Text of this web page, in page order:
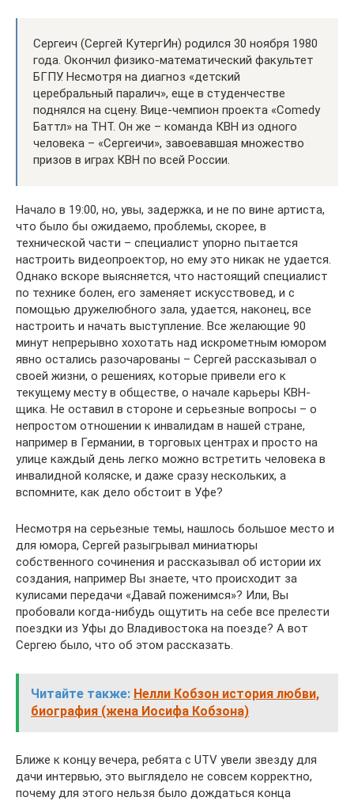
Сергеич (Сергей КутергИн) родился 30 ноября 1980
года. Окончил физико-­математический факультет
БГПУ. Несмотря на диагноз «детский
церебральный паралич», еще в студенчестве
поднялся на сцену. Вице-­чемпион проекта «Comedy
Баттл» на ТНТ. Он же – команда КВН из одного
человека – «Сергеичи», завоевавшая множество
призов в играх КВН по всей России.
Начало в 19:00, но, увы, задержка, и не по вине артиста,
что было бы ожидаемо, проблемы, скорее, в
технической части – специалист упорно пытается
настроить видеопроектор, но ему это никак не удается.
Однако вскоре выясняется, что настоящий специалист
по технике болен, его заменяет искусствовед, и с
помощью дружелюбного зала, удается, наконец, все
настроить и начать выступление. Все желающие 90
минут непрерывно хохотать над искрометным юмором
явно остались разочарованы – Сергей рассказывал о
своей жизни, о решениях, которые привели его к
текущему месту в обществе, о начале карьеры КВН-
щика. Не оставил в стороне и серьезные вопросы – о
непростом отношении к инвалидам в нашей стране,
например в Германии, в торговых центрах и просто на
улице каждый день легко можно встретить человека в
инвалидной коляске, и даже сразу нескольких, а
вспомните, как дело обстоит в Уфе?
Несмотря на серьезные темы, нашлось большое место и
для юмора, Сергей разыгрывал миниатюры
собственного сочинения и рассказывал об истории их
создания, например Вы знаете, что происходит за
кулисами передачи «Давай поженимся»? Или, Вы
пробовали когда-нибудь ощутить на себе все прелести
поездки из Уфы до Владивостока на поезде? А вот
Сергею было, что об этом рассказать.
Читайте также: Нелли Кобзон история любви,
биография (жена Иосифа Кобзона)
Ближе к концу вечера, ребята с UTV увели звезду для
дачи интервью, это выглядело не совсем корректно,
почему для этого нельзя было дождаться конца